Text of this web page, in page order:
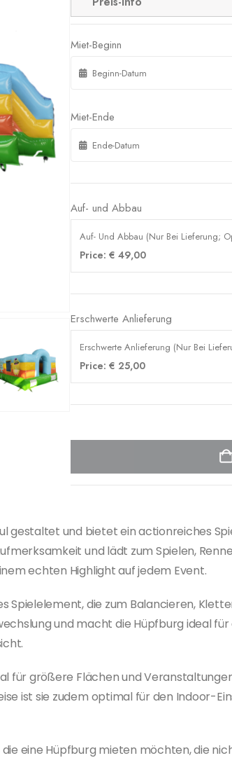
Miet-Beginn
Miet-Ende
Auf- und Abbau
Auf- Und Abbau (Nur Bei Lieferung;
Price: € 49,00
Erschwerte Anlieferung
Erschwerte Anlieferung (Nur Bei
Price: € 25,00
gestaltet und bietet ein actionreiches
und lädt zum Spielen,
echten Highlight auf jedem Event.
die zum Balancieren,
und macht die Hüpfburg ideal für
für größere Flächen und
ist sie zudem optimal für den Indoor-
die eine Hüpfburg mieten möchten, die